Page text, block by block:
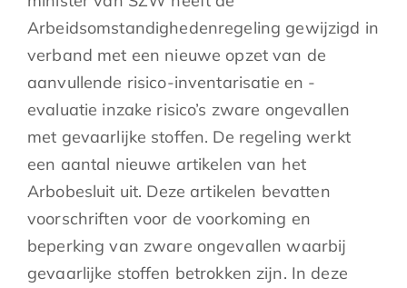
Arbeidsomstandighedenregeling gewijzigd in
verband met een nieuwe opzet van de
aanvullende risico-inventarisatie en -
evaluatie inzake risico’s zware ongevallen
met gevaarlijke stoffen. De regeling werkt
een aantal nieuwe artikelen van het
Arbobesluit uit. Deze artikelen bevatten
voorschriften voor de voorkoming en
beperking van zware ongevallen waarbij
gevaarlijke stoffen betrokken zijn. In deze